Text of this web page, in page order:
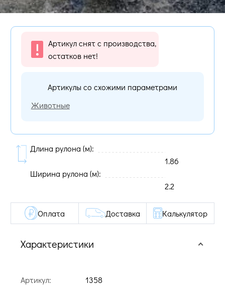
Артикул снят с производства,
остатков нет!
Артикулы со схожими параметрами
Животные
Длина рулона (м):
1.86
Ширина рулона (м):
2.2
Характеристики
Артикул:
1358
Оплата Доставка Калькулятор